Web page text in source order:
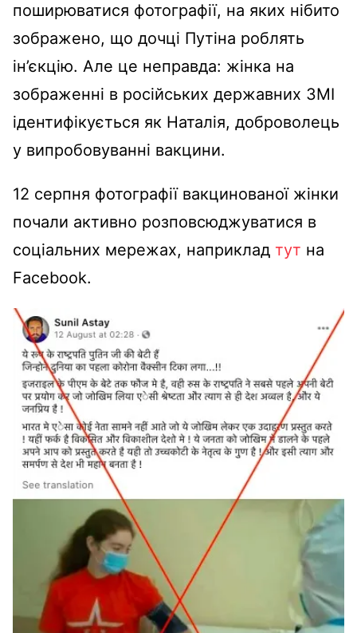
поширюватися фотографії, на яких нібито
зображено, що дочці Путіна роблять
ін’єкцію. Але це неправда: жінка на
зображенні в російських державних ЗМІ
ідентифікується як Наталія, доброволець
у випробовуванні вакцини.
12 серпня фотографії вакцинованої жінки
почали активно розповсюджуватися в
соціальних мережах, наприклад тут на
Facebook.